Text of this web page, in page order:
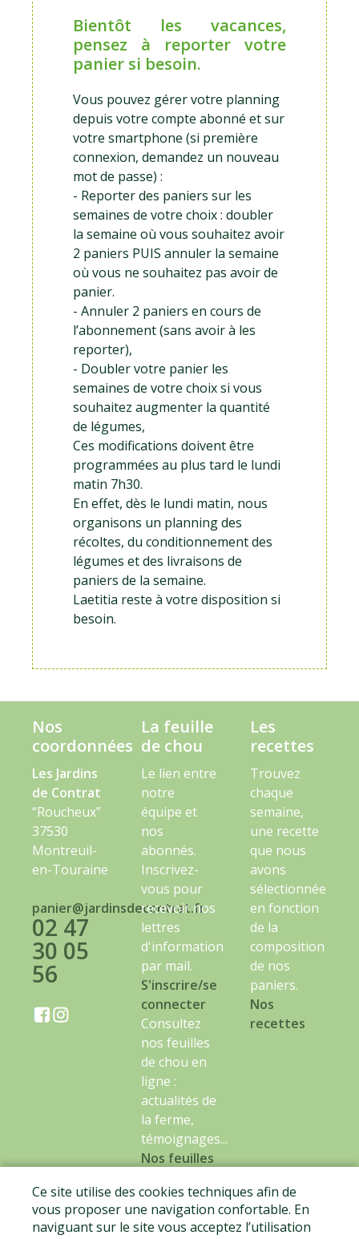
Bientôt les vacances,
pensez à reporter votre
panier si besoin.
Vous pouvez gérer votre planning
depuis votre compte abonné et sur
votre smartphone (si première
connexion, demandez un nouveau
mot de passe) :
- Reporter des paniers sur les
semaines de votre choix : doubler
la semaine où vous souhaitez avoir
2 paniers PUIS annuler la semaine
où vous ne souhaitez pas avoir de
panier.
- Annuler 2 paniers en cours de
l’abonnement (sans avoir à les
reporter),
- Doubler votre panier les
semaines de votre choix si vous
souhaitez augmenter la quantité
de légumes,
Ces modifications doivent être
programmées au plus tard le lundi
matin 7h30.
En effet, dès le lundi matin, nous
organisons un planning des
récoltes, du conditionnement des
légumes et des livraisons de
paniers de la semaine.
Laetitia reste à votre disposition si
besoin.
Nos
coordonnées
Les Jardins
de Contrat
“Roucheux”
37530
Montreuil-
en-Touraine
panier@jardinsdecontrat.fr
02 47
30 05
56
La feuille
de chou
Le lien entre
notre
équipe et
nos
abonnés.
Inscrivez-
vous pour
recevoir nos
lettres
d'information
par mail.
S'inscrire/se
connecter
Consultez
nos feuilles
de chou en
ligne :
actualités de
la ferme,
témoignages...
Nos feuilles
Les
recettes
Trouvez
chaque
semaine,
une recette
que nous
avons
sélectionnée
en fonction
de la
composition
de nos
paniers.
Nos
recettes
Mentions légales-CGV-Données personnelles
Ce site utilise des cookies techniques afin de
vous proposer une navigation confortable. En
naviguant sur le site vous acceptez l’utilisation